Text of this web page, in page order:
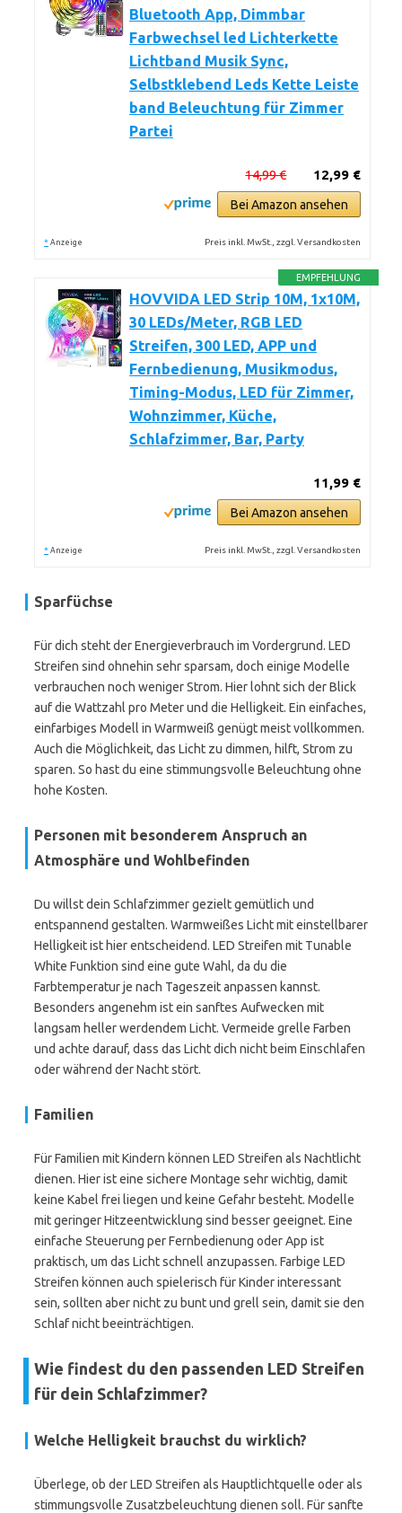
Bluetooth App, Dimmbar
Farbwechsel led Lichterkette
Lichtband Musik Sync,
Selbstklebend Leds Kette Leiste
band Beleuchtung für Zimmer
Partei
12,99 €
14,99 €
Bei Amazon ansehen
* Anzeige Preis inkl. MwSt., zzgl. Versandkosten
EMPFEHLUNG
HOVVIDA LED Strip 10M, 1x10M,
30 LEDs/Meter, RGB LED
Streifen, 300 LED, APP und
Fernbedienung, Musikmodus,
Timing-Modus, LED für Zimmer,
Wohnzimmer, Küche,
Schlafzimmer, Bar, Party
11,99 €
Bei Amazon ansehen
* Anzeige Preis inkl. MwSt., zzgl. Versandkosten
Sparfüchse
Für dich steht der Energieverbrauch im Vordergrund. LED
Streifen sind ohnehin sehr sparsam, doch einige Modelle
verbrauchen noch weniger Strom. Hier lohnt sich der Blick
auf die Wattzahl pro Meter und die Helligkeit. Ein einfaches,
einfarbiges Modell in Warmweiß genügt meist vollkommen.
Auch die Möglichkeit, das Licht zu dimmen, hilft, Strom zu
sparen. So hast du eine stimmungsvolle Beleuchtung ohne
hohe Kosten.
Personen mit besonderem Anspruch an
Atmosphäre und Wohlbefinden
Du willst dein Schlafzimmer gezielt gemütlich und
entspannend gestalten. Warmweißes Licht mit einstellbarer
Helligkeit ist hier entscheidend. LED Streifen mit Tunable
White Funktion sind eine gute Wahl, da du die
Farbtemperatur je nach Tageszeit anpassen kannst.
Besonders angenehm ist ein sanftes Aufwecken mit
langsam heller werdendem Licht. Vermeide grelle Farben
und achte darauf, dass das Licht dich nicht beim Einschlafen
oder während der Nacht stört.
Familien
Für Familien mit Kindern können LED Streifen als Nachtlicht
dienen. Hier ist eine sichere Montage sehr wichtig, damit
keine Kabel frei liegen und keine Gefahr besteht. Modelle
mit geringer Hitzeentwicklung sind besser geeignet. Eine
einfache Steuerung per Fernbedienung oder App ist
praktisch, um das Licht schnell anzupassen. Farbige LED
Streifen können auch spielerisch für Kinder interessant
sein, sollten aber nicht zu bunt und grell sein, damit sie den
Schlaf nicht beeinträchtigen.
Wie findest du den passenden LED Streifen
für dein Schlafzimmer?
Welche Helligkeit brauchst du wirklich?
Überlege, ob der LED Streifen als Hauptlichtquelle oder als
stimmungsvolle Zusatzbeleuchtung dienen soll. Für sanfte